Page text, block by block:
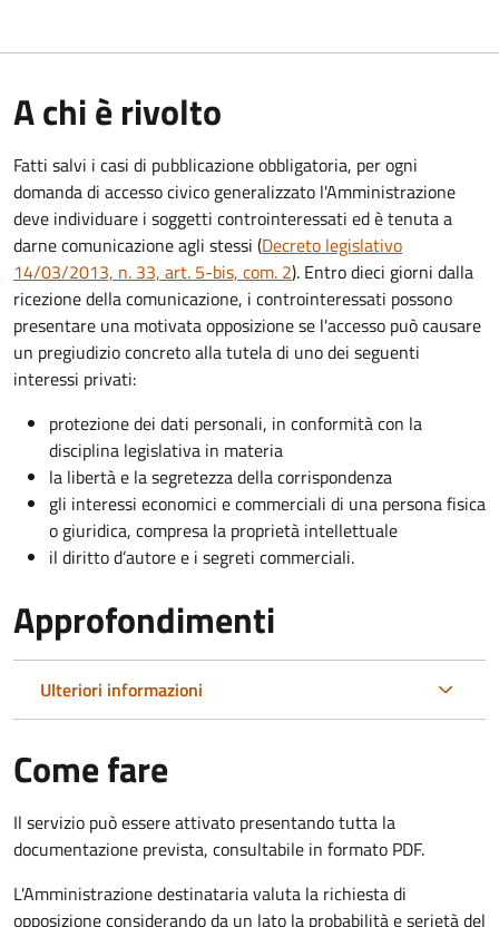
A chi è rivolto
Fatti salvi i casi di pubblicazione obbligatoria, per ogni
domanda di accesso civico generalizzato l'Amministrazione
deve individuare i soggetti controinteressati ed è tenuta a
darne comunicazione agli stessi (Decreto legislativo
14/03/2013, n. 33, art. 5-bis, com. 2). Entro dieci giorni dalla
ricezione della comunicazione, i controinteressati possono
presentare una motivata opposizione se l'accesso può causare
un pregiudizio concreto alla tutela di uno dei seguenti
interessi privati:
protezione dei dati personali, in conformità con la
disciplina legislativa in materia
la libertà e la segretezza della corrispondenza
gli interessi economici e commerciali di una persona fisica
o giuridica, compresa la proprietà intellettuale
il diritto d’autore e i segreti commerciali.
Approfondimenti
Ulteriori informazioni
Come fare
Il servizio può essere attivato presentando tutta la
documentazione prevista, consultabile in formato PDF.
L'Amministrazione destinataria valuta la richiesta di
opposizione considerando da un lato la probabilità e serietà del